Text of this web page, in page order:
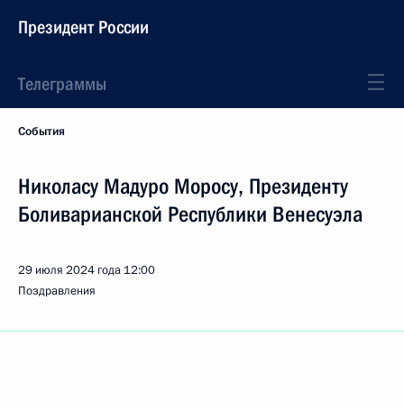
Президент России
Телеграммы
События
Николасу Мадуро Моросу, Президенту
Боливарианской Республики Венесуэла
29 июля 2024 года 12:00
Поздравления